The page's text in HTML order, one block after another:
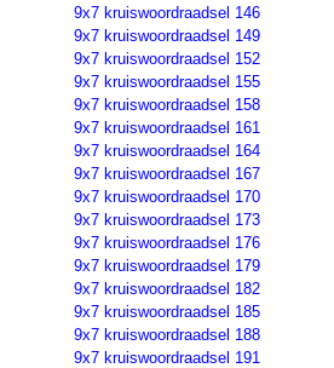
9x7 kruiswoordraadsel 146
9x7 kruiswoordraadsel 149
9x7 kruiswoordraadsel 152
9x7 kruiswoordraadsel 155
9x7 kruiswoordraadsel 158
9x7 kruiswoordraadsel 161
9x7 kruiswoordraadsel 164
9x7 kruiswoordraadsel 167
9x7 kruiswoordraadsel 170
9x7 kruiswoordraadsel 173
9x7 kruiswoordraadsel 176
9x7 kruiswoordraadsel 179
9x7 kruiswoordraadsel 182
9x7 kruiswoordraadsel 185
9x7 kruiswoordraadsel 188
9x7 kruiswoordraadsel 191